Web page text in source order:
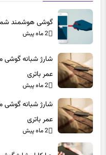
2 ماه پیش
عمر باتری
عمر باتری
2 ماه پیش